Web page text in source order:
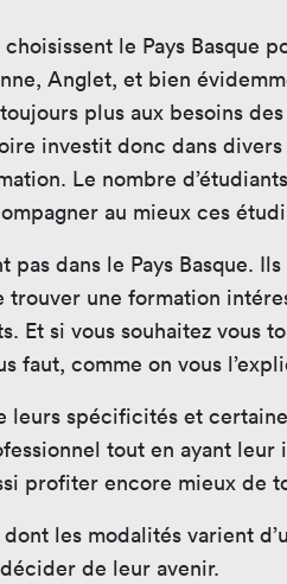
le Pays Basque
Anglet, et bien
plus aux besoins
investit donc dans
Le nombre
au mieux ces
pas dans le Pays Basque.
une formation
Et si vous souhaitez vous
faut, comme on vous
leurs spécificités et
tout en ayant
profiter encore mieux de
les modalités varient
de leur avenir.